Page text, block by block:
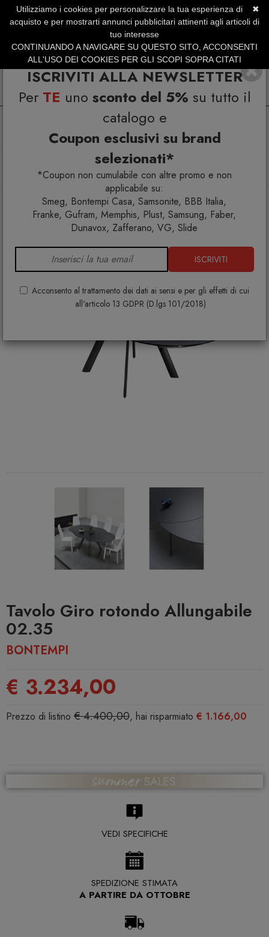
ISCRIVITI ALLA NEWSLETTER
Per TE uno sconto del 5% su tutto il
catalogo e
Coupon esclusivi su brand
selezionati*
*Coupon non cumulabile con altre promo e non
applicabile su:
Smeg, Bontempi Casa, Samsonite, BBB Italia,
Franke, Gufram, Memphis, Plust, Samsung, Faber,
Dunavox, Zafferano, VG, Slide
ISCRIVITI
Acconsento al trattamento dei dati ai sensi e per gli effetti di cui
all'articolo 13 GDPR (D.lgs 101/2018)
SERVIZIO CLIENTI +39.0773.470.562
SUMMER SALES | Fino al 31 Agosto
Arredo interno
Tavoli allungabili
Tavolo Giro rotondo Allungabile 02.35
Tavolo Giro rotondo Allungabile
02.35
BONTEMPI
€ 3.234,00
Prezzo di listino € 4.400,00, hai risparmiato € 1.166,00
VEDI SPECIFICHE
SPEDIZIONE STIMATA
A PARTIRE DA OTTOBRE
✖
Utilizziamo i cookies per personalizzare la tua esperienza di
acquisto e per mostrarti annunci pubblicitari attinenti agli articoli di
tuo interesse
CONTINUANDO A NAVIGARE SU QUESTO SITO, ACCONSENTI
ALL'USO DEI COOKIES PER GLI SCOPI SOPRA CITATI